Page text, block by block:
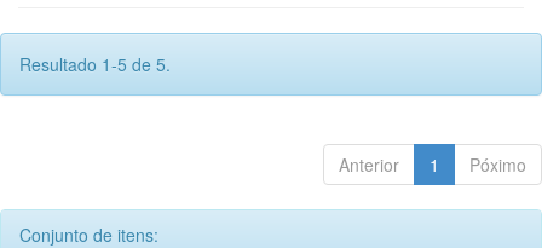
Resultado 1-5 de 5.
Anterior 1 Póximo
Conjunto de itens: